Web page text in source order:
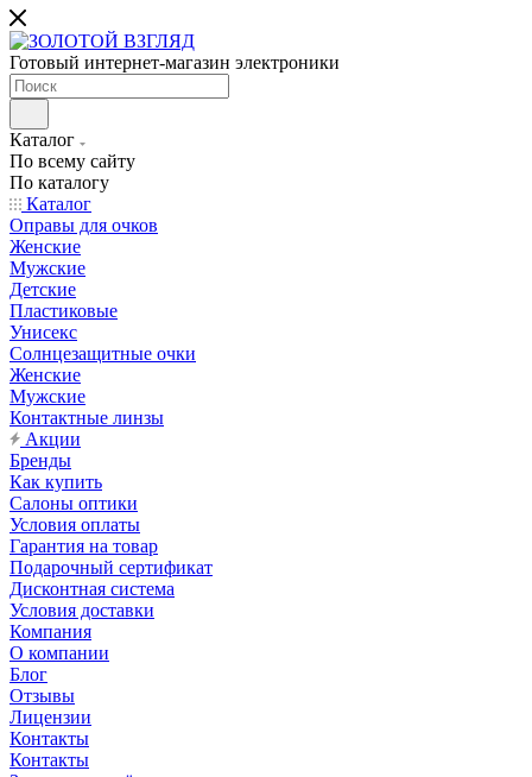
Готовый интернет-магазин электроники
Каталог
По всему сайту
По каталогу
Каталог
Оправы для очков
Женские
Мужские
Детские
Пластиковые
Унисекс
Солнцезащитные очки
Женские
Мужские
Контактные линзы
Акции
Бренды
Как купить
Салоны оптики
Условия оплаты
Гарантия на товар
Подарочный сертификат
Дисконтная система
Условия доставки
Компания
О компании
Блог
Отзывы
Лицензии
Контакты
Контакты